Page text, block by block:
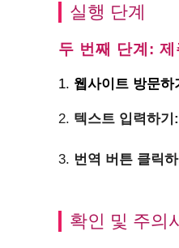
실행 단계
두 번째 단계: 제
1. 웹사이트 방문하
2. 텍스트 입력하기:
3. 번역 버튼 클릭
확인 및 주의